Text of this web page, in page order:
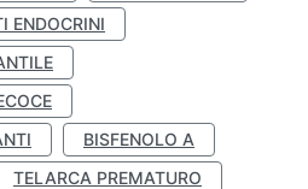
ENDOCRINI
BISFENOLO A
TELARCA PREMATURO